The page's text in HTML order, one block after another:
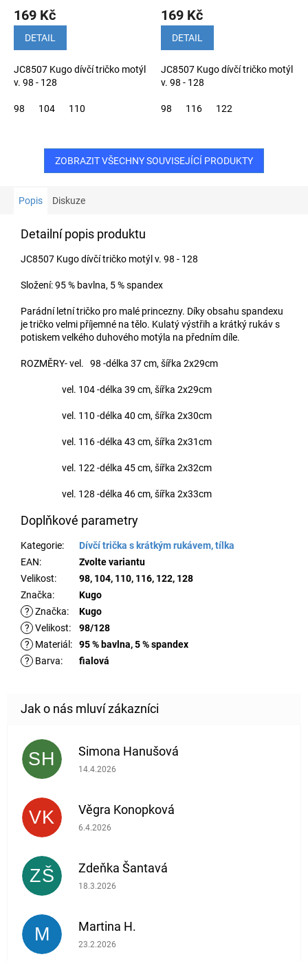
169 Kč
DETAIL
JC8507 Kugo dívčí tričko motýl
v. 98 - 128
98 104 110
169 Kč
DETAIL
JC8507 Kugo dívčí tričko motýl
v. 98 - 128
98 116 122
ZOBRAZIT VŠECHNY SOUVISEJÍCÍ PRODUKTY
Popis Diskuze
Detailní popis produktu
JC8507 Kugo dívčí tričko motýl v. 98 - 128
Složení: 95 % bavlna, 5 % spandex
Parádní letní tričko pro malé princezny. Díky obsahu spandexu
je tričko velmi příjemné na tělo. Kulatý výstřih a krátký rukáv s
potiskem velkého duhového motýla na předním díle.
ROZMĚRY- vel. 98 -délka 37 cm, šířka 2x29cm
vel. 104 -délka 39 cm, šířka 2x29cm
vel. 110 -délka 40 cm, šířka 2x30cm
vel. 116 -délka 43 cm, šířka 2x31cm
vel. 122 -délka 45 cm, šířka 2x32cm
vel. 128 -délka 46 cm, šířka 2x33cm
Doplňkové parametry
Kategorie:
Dívčí trička s krátkým rukávem, tílka
EAN:
Zvolte variantu
Velikost:
98, 104, 110, 116, 122, 128
Značka:
Kugo
? Značka:
Kugo
? Velikost:
98/128
?
Materiál :
95 % bavlna, 5 % spandex
?
Barva: fialová
SH Simona Hanušová
Hodnocení obchodu je 5 z 5 hvězdiček.
14.4.2026
VK Věgra Konopková
Hodnocení obchodu je 5 z 5 hvězdiček.
6.4.2026
ZŠ Zdeňka Šantavá
Hodnocení obchodu je 5 z 5 hvězdiček.
18.3.2026
M Martina H.
Hodnocení obchodu je 5 z 5 hvězdiček.
23.2.2026